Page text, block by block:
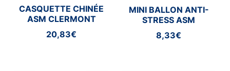
CASQUETTE CHINÉE
ASM CLERMONT
20,83€
MINI BALLON ANTI-
STRESS ASM
CLERMONT
8,33€